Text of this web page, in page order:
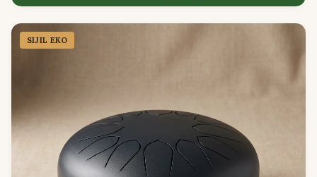
SIJIL EKO